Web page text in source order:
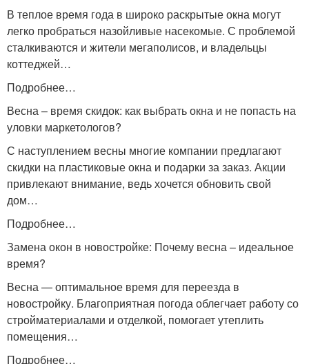
В теплое время года в широко раскрытые окна могут
легко пробраться назойливые насекомые. С проблемой
сталкиваются и жители мегаполисов, и владельцы
коттеджей…
Подробнее…
Весна – время скидок: как выбрать окна и не попасть на
уловки маркетологов?
С наступлением весны многие компании предлагают
скидки на пластиковые окна и подарки за заказ. Акции
привлекают внимание, ведь хочется обновить свой
дом…
Подробнее…
Замена окон в новостройке: Почему весна – идеальное
время?
Весна — оптимальное время для переезда в
новостройку. Благоприятная погода облегчает работу со
стройматериалами и отделкой, помогает утеплить
помещения…
Подробнее…